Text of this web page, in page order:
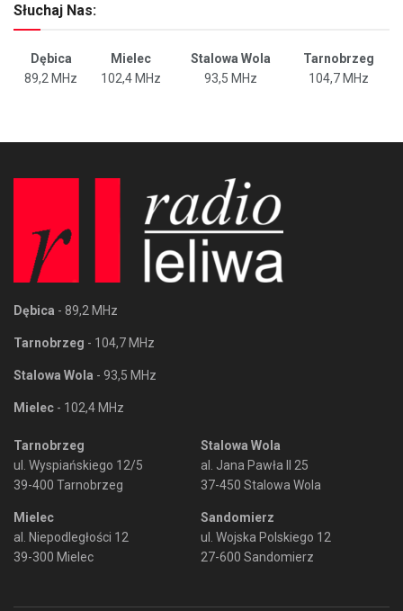
Słuchaj Nas:
Dębica Mielec Stalowa Wola
Tarnobrzeg
89,2 MHz
102,4 MHz 93,5 MHz 104,7 MHz
Dębica - 89,2 MHz
Tarnobrzeg - 104,7 MHz
Stalowa Wola - 93,5 MHz
Mielec - 102,4 MHz
Tarnobrzeg
ul. Wyspiańskiego 12/5
39-400 Tarnobrzeg
Mielec
al. Niepodległości 12
39-300 Mielec
Stalowa Wola
al. Jana Pawła II 25
37-450 Stalowa Wola
Sandomierz
ul. Wojska Polskiego 12
27-600 Sandomierz